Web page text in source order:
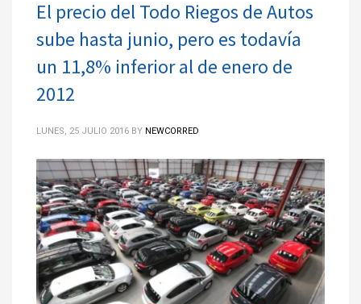
El precio del Todo Riegos de Autos
sube hasta junio, pero es todavía
un 11,8% inferior al de enero de
2012
LUNES, 25 JULIO 2016 BY NEWCORRED